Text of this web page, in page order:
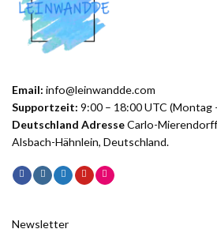
Email: info@leinwandde.com
Supportzeit: 9:00 – 18:00 UTC (Montag
Deutschland AdresseCarlo-
Alsbach-Hähnlein, Deutschland.
Newsletter